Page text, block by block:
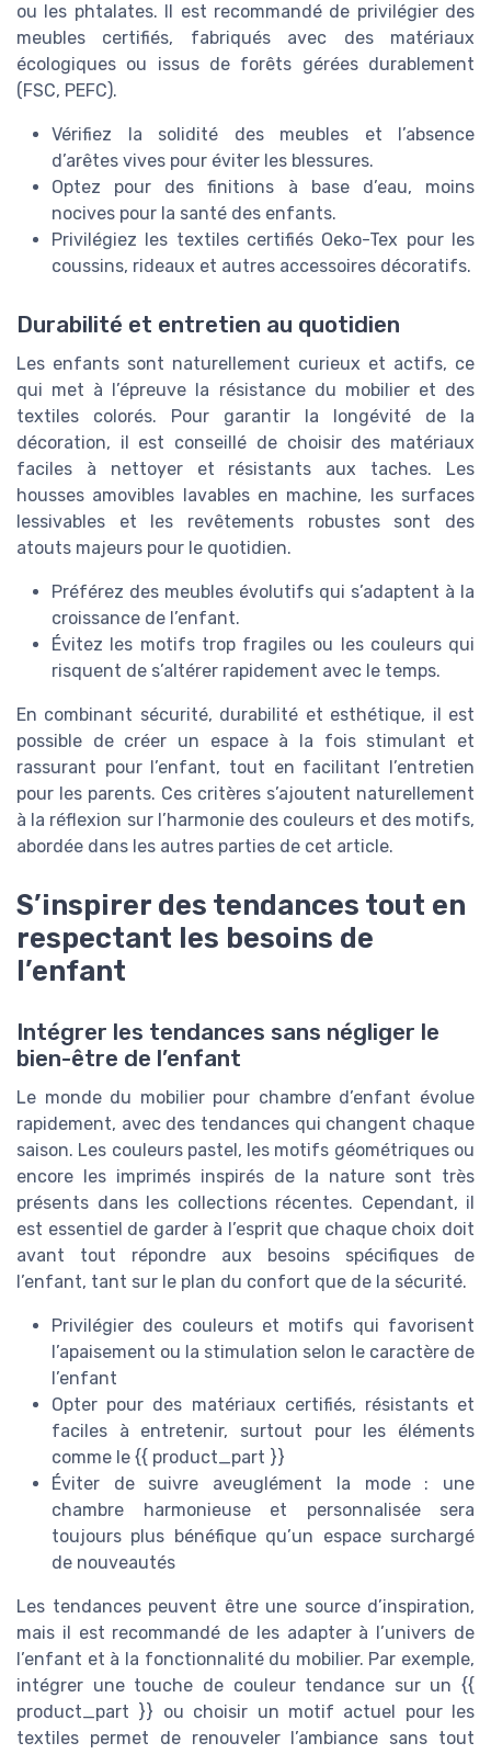
ou les phtalates. Il est recommandé de privilégier des
meubles certifiés, fabriqués avec des matériaux
écologiques ou issus de forêts gérées durablement
(FSC, PEFC).
Vérifiez la solidité des meubles et l’absence
d’arêtes vives pour éviter les blessures.
Optez pour des finitions à base d’eau, moins
nocives pour la santé des enfants.
Privilégiez les textiles certifiés Oeko-Tex pour les
coussins, rideaux et autres accessoires décoratifs.
Durabilité et entretien au quotidien
Les enfants sont naturellement curieux et actifs, ce
qui met à l’épreuve la résistance du mobilier et des
textiles colorés. Pour garantir la longévité de la
décoration, il est conseillé de choisir des matériaux
faciles à nettoyer et résistants aux taches. Les
housses amovibles lavables en machine, les surfaces
lessivables et les revêtements robustes sont des
atouts majeurs pour le quotidien.
Préférez des meubles évolutifs qui s’adaptent à la
croissance de l’enfant.
Évitez les motifs trop fragiles ou les couleurs qui
risquent de s’altérer rapidement avec le temps.
En combinant sécurité, durabilité et esthétique, il est
possible de créer un espace à la fois stimulant et
rassurant pour l’enfant, tout en facilitant l’entretien
pour les parents. Ces critères s’ajoutent naturellement
à la réflexion sur l’harmonie des couleurs et des motifs,
abordée dans les autres parties de cet article.
S’inspirer des tendances tout en
respectant les besoins de
l’enfant
Intégrer les tendances sans négliger le
bien-être de l’enfant
Le monde du mobilier pour chambre d’enfant évolue
rapidement, avec des tendances qui changent chaque
saison. Les couleurs pastel, les motifs géométriques ou
encore les imprimés inspirés de la nature sont très
présents dans les collections récentes. Cependant, il
est essentiel de garder à l’esprit que chaque choix doit
avant tout répondre aux besoins spécifiques de
l’enfant, tant sur le plan du confort que de la sécurité.
Privilégier des couleurs et motifs qui favorisent
l’apaisement ou la stimulation selon le caractère de
l’enfant
Opter pour des matériaux certifiés, résistants et
faciles à entretenir, surtout pour les éléments
comme le {{ product_part }}
Éviter de suivre aveuglément la mode : une
chambre harmonieuse et personnalisée sera
toujours plus bénéfique qu’un espace surchargé
de nouveautés
Les tendances peuvent être une source d’inspiration,
mais il est recommandé de les adapter à l’univers de
l’enfant et à la fonctionnalité du mobilier. Par exemple,
intégrer une touche de couleur tendance sur un {{
product_part }} ou choisir un motif actuel pour les
textiles permet de renouveler l’ambiance sans tout